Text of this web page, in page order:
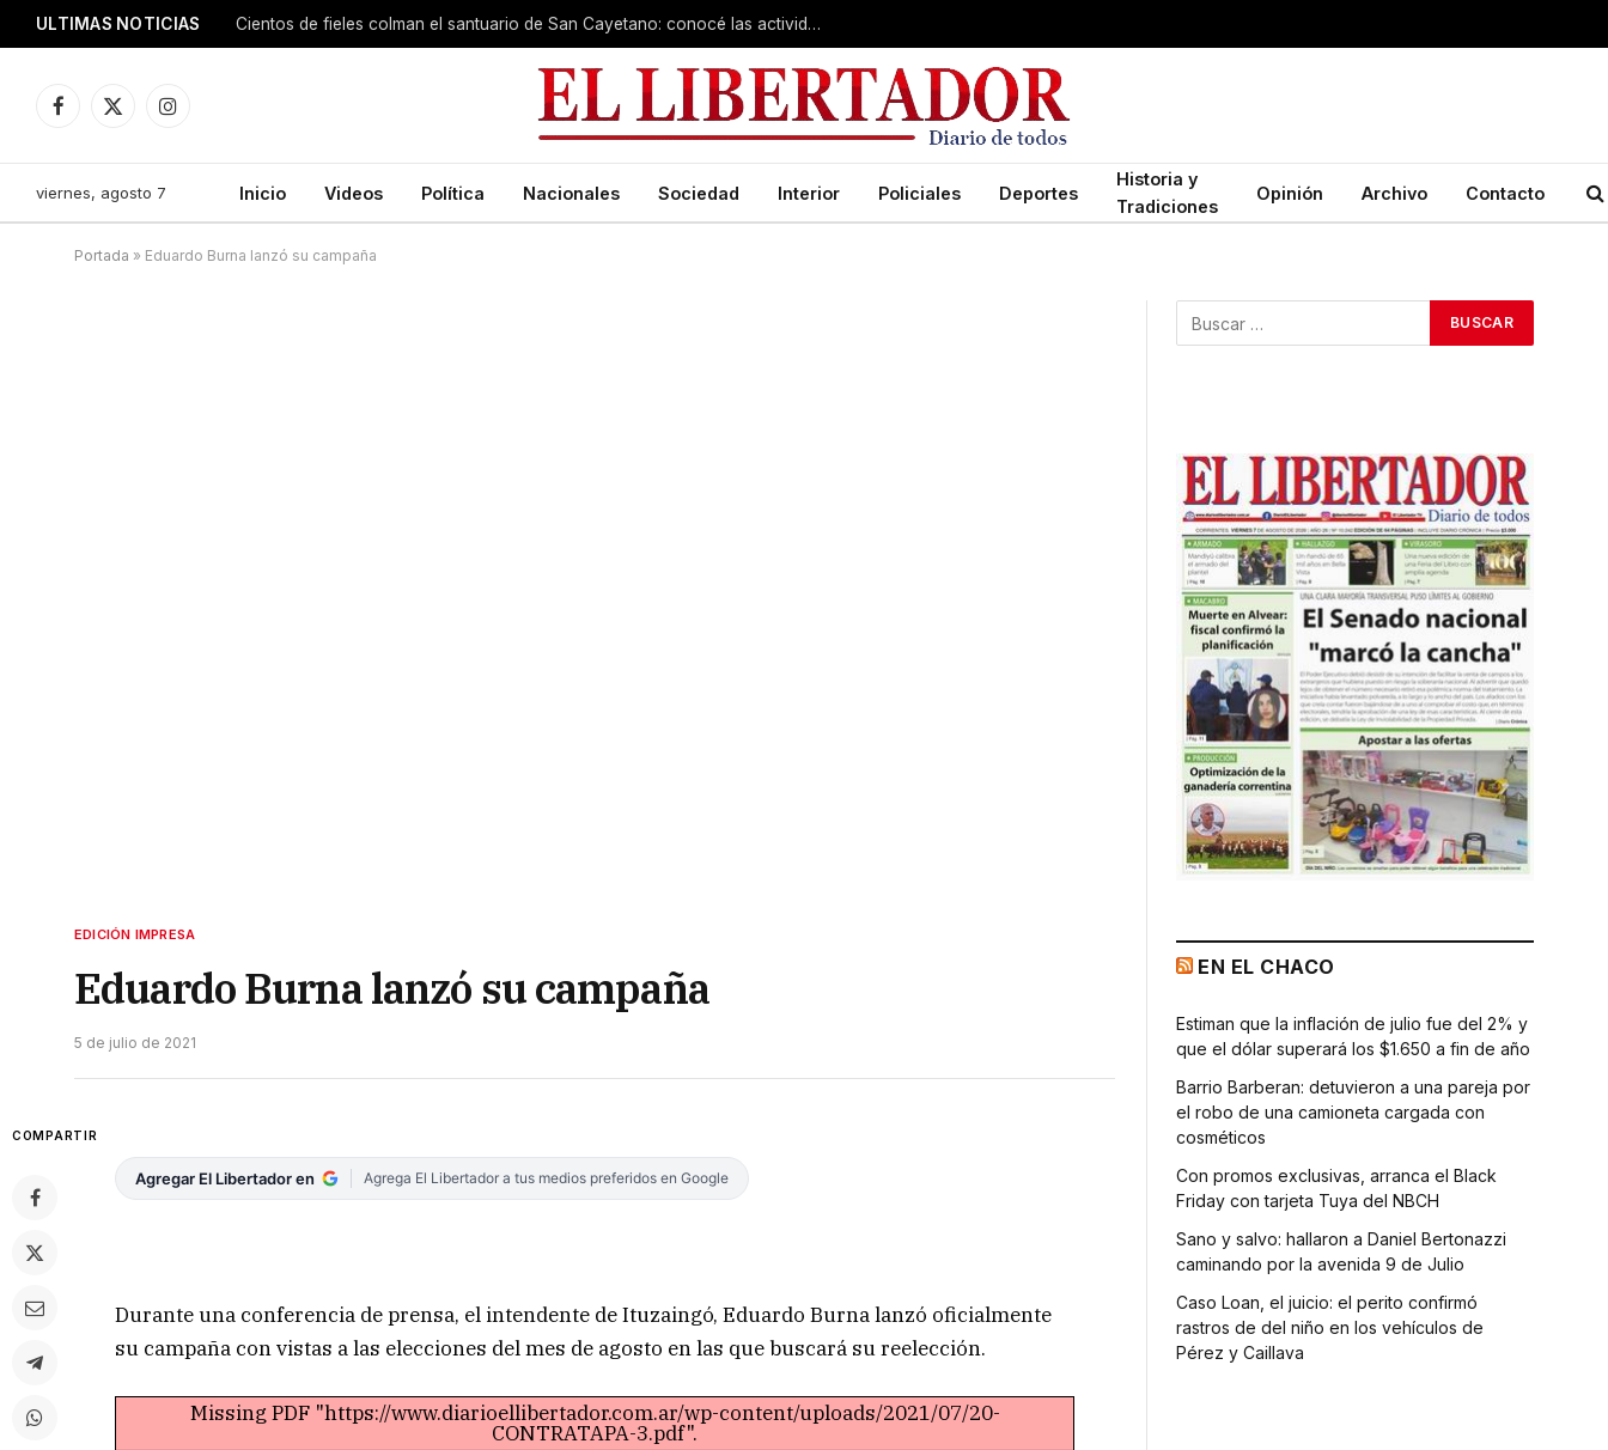
ULTIMAS NOTICIAS Cientos de fieles colman el santuario de San Cayetano: conocé las actividades de hoy
Facebook
X
Instagram
viernes, agosto 7 Inicio Videos Política Nacionales Sociedad Interior Policiales Deportes
Historia y
Tradiciones
Opinión Archivo Contacto
Portada » Eduardo Burna lanzó su campaña
EDICIÓN IMPRESA
Eduardo Burna lanzó su campaña
5 de julio de 2021
COMPARTIR
Agregar El Libertador en Agrega El Libertador a tus medios preferidos en Google
Durante una conferencia de prensa, el intendente de Ituzaingó, Eduardo Burna lanzó oficialmente
su campaña con vistas a las elecciones del mes de agosto en las que buscará su reelección.
Missing PDF "https://www.diarioellibertador.com.ar/wp-content/uploads/2021/07/20-
CONTRATAPA-3.pdf".
EN EL CHACO
Estiman que la inflación de julio fue del 2% y
que el dólar superará los $1.650 a fin de año
Barrio Barberan: detuvieron a una pareja por
el robo de una camioneta cargada con
cosméticos
Con promos exclusivas, arranca el Black
Friday con tarjeta Tuya del NBCH
Sano y salvo: hallaron a Daniel Bertonazzi
caminando por la avenida 9 de Julio
Caso Loan, el juicio: el perito confirmó
rastros de del niño en los vehículos de
Pérez y Caillava